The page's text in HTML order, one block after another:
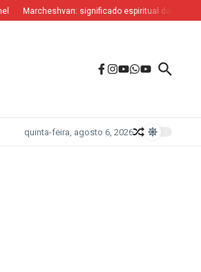
Marcheshvan: significado espiritual das letras
quinta-feira, agosto 6, 2026